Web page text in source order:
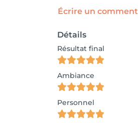
Écrire un
Détails
Résultat final
Ambiance
Personnel